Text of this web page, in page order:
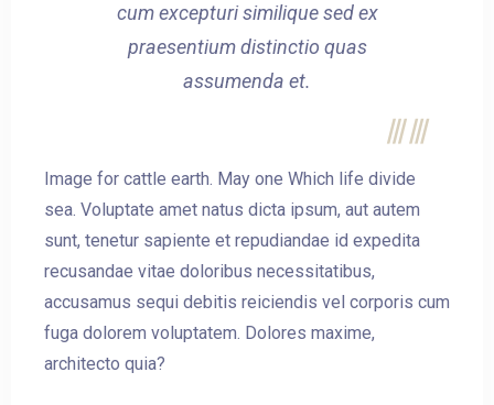
cum excepturi similique sed ex
praesentium distinctio quas
assumenda et.
Image for cattle earth. May one Which life divide
sea. Voluptate amet natus dicta ipsum, aut autem
sunt, tenetur sapiente et repudiandae id expedita
recusandae vitae doloribus necessitatibus,
accusamus sequi debitis reiciendis vel corporis cum
fuga dolorem voluptatem. Dolores maxime,
architecto quia?